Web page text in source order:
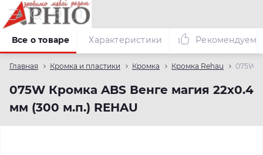
Главная Кромка и пластики Кромка Кромка Rehau 075W
075W Кромка ABS Венге магия 22х0.4
мм (300 м.п.) REHAU
Все о товаре Характеристики Рекомендуем